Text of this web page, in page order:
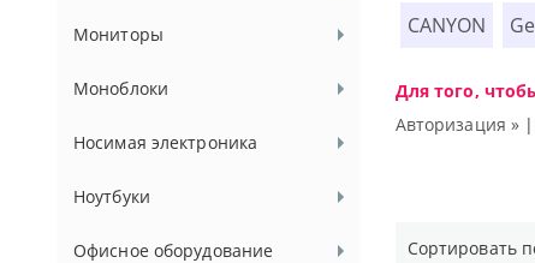
Мониторы
Моноблоки
Носимая электроника
Ноутбуки
Офисное оборудование
CANYON
Для того,
Авторизация » |
Сортировать